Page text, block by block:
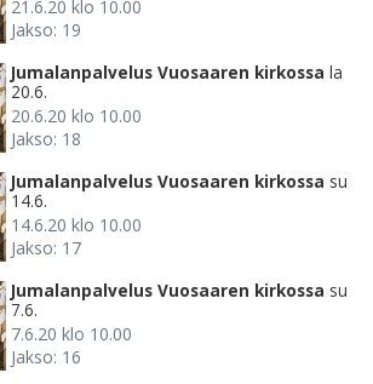
21.6.20 klo 10.00
Jakso: 19
Jumalanpalvelus Vuosaaren kirkossa la
20.6.
20.6.20 klo 10.00
Jakso: 18
Jumalanpalvelus Vuosaaren kirkossa su
14.6.
14.6.20 klo 10.00
Jakso: 17
Jumalanpalvelus Vuosaaren kirkossa su
7.6.
7.6.20 klo 10.00
Jakso: 16